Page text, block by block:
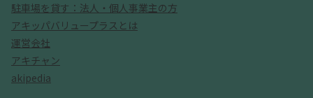
駐車場を貸す：法人・個人事業主の方
アキッパバリュープラスとは
運営会社
アキチャン
akipedia